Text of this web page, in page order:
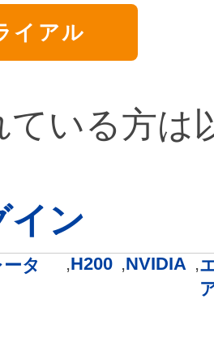
イアル
ている方は
イン
タ
,H200 ,NVIDIA ,